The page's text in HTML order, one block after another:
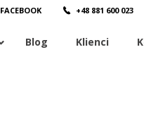
FACEBOOK +48 881 600 023
Blog Klienci